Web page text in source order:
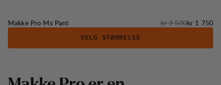
Makke Pro Ms Pant Originalpris:
kr 3 500Salgspris
kr 1 750
VELG STØRRELSE